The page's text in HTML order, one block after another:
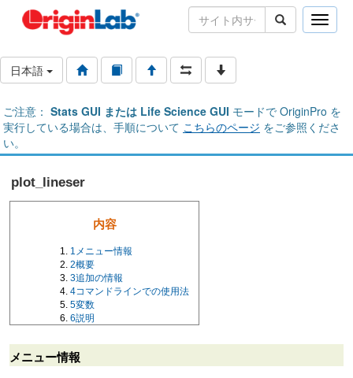
Toggle
日本語
ご注意： Stats GUI または Life Science GUI モードで OriginPro を
実行している場合は、手順について こちらのページ をご参照くださ
い。
plot_lineser
内容
1 メニュー情報
2概要
3追加の情報
4コマンドラインでの使用法
5変数
6説明
メニュー情報